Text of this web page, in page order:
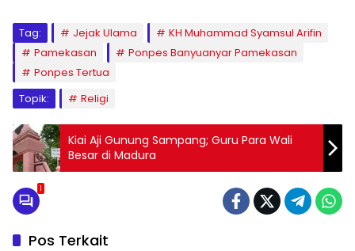
Tag: Jejak Ulama
KH Muhammad Syamsul Arifin
Pamekasan
Ponpes Banyuanyar Pamekasan
Ponpes Tertua
Topik:
Religi
Kiai Aji Gunung Sampang; Guru Para Wali
Besar di Madura
1
Pos Terkait